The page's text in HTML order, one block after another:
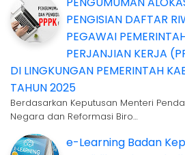
PENGISIAN DAFTAR
PEGAWAI
PERJANJIAN KERJA
DI LINGKUNGAN PEMERINTAH
TAHUN 2025
Berdasarkan Keputusan Menteri
Negara dan Reformasi Biro…
e-Learning Badan